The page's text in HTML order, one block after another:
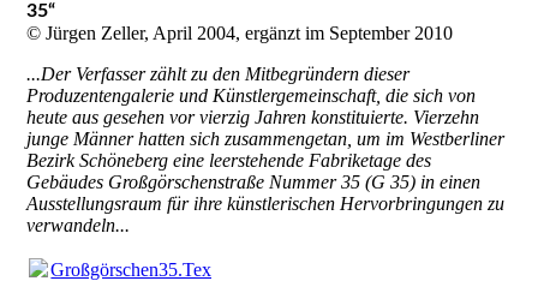
35“
© Jürgen Zeller, April 2004, ergänzt im September 2010
...Der Verfasser zählt zu den Mitbegründern dieser
Produzentengalerie und Künstlergemeinschaft, die sich von
heute aus gesehen vor vierzig Jahren konstituierte. Vierzehn
junge Männer hatten sich zusammengetan, um im Westberliner
Bezirk Schöneberg eine leerstehende Fabriketage des
Gebäudes Großgörschenstraße Nummer 35 (G 35) in einen
Ausstellungsraum für ihre künstlerischen Hervorbringungen zu
verwandeln...
Großgörschen35.Text.doc